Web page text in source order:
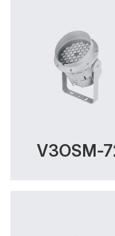
V3OSM-